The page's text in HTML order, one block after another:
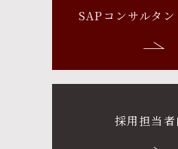
SAPコンサルタ
採用担当者